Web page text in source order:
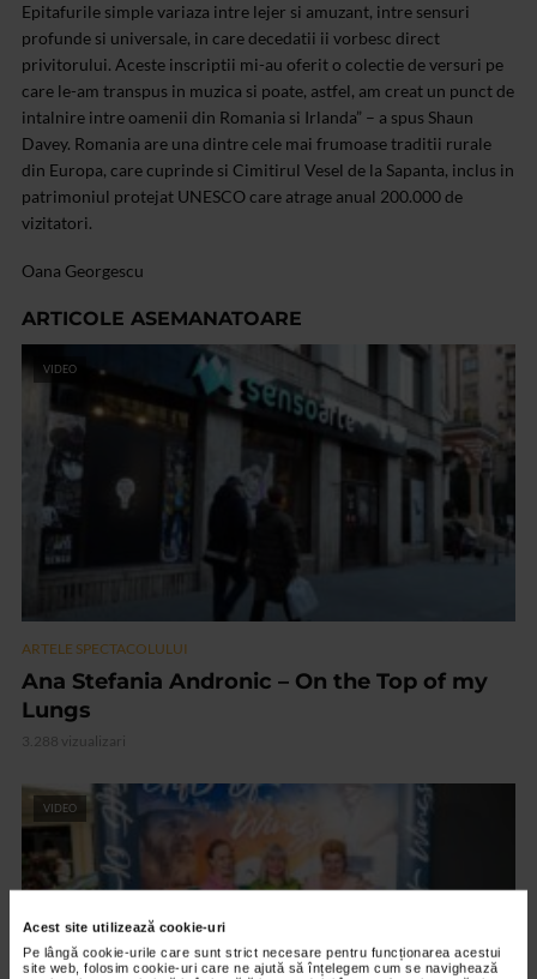
Acest site utilizează cookie-uri
Pe lângă cookie-urile care sunt strict necesare pentru funcționarea acestui
site web, folosim cookie-uri care ne ajută să înțelegem cum se navighează
Epitafurile simple variaza intre lejer si amuzant, intre sensuri
profunde si universale, in care decedatii ii vorbesc direct
privitorului. Aceste inscriptii mi-au oferit o colectie de versuri pe
care le-am transpus in muzica si poate, astfel, am creat un punct de
intalnire intre oamenii din Romania si Irlanda” – a spus Shaun
Davey. Romania are una dintre cele mai frumoase traditii rurale
din Europa, care cuprinde si Cimitirul Vesel de la Sapanta, inclus in
patrimoniul protejat UNESCO care atrage anual 200.000 de
vizitatori.
Oana Georgescu
ARTICOLE ASEMANATOARE
VIDEO
ARTELE SPECTACOLULUI
Ana Stefania Andronic – On the Top of my
Lungs
3.288 vizualizari
VIDEO